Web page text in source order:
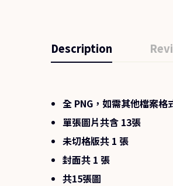
Description
全 PNG，如需其他檔案格
單張圖片共含 13張
未切格版共 1 張
封面共 1 張
共15張圖